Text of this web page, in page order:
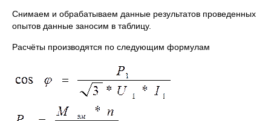
Снимаем и обрабатываем данные результатов проведенных
опытов данные заносим в таблицу.
Расчёты производятся по следующим формулам